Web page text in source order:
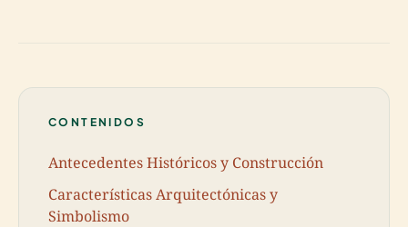
CONTENIDOS
Antecedentes Históricos y Construcción
Características Arquitectónicas y
Simbolismo